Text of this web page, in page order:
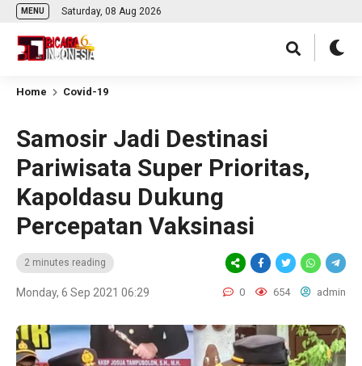
MENU Saturday, 08 Aug 2026
Home Covid-19
Samosir Jadi Destinasi
Pariwisata Super Prioritas,
Kapoldasu Dukung
Percepatan Vaksinasi
2 minutes reading
Monday, 6 Sep 2021 06:29 0 654 admin